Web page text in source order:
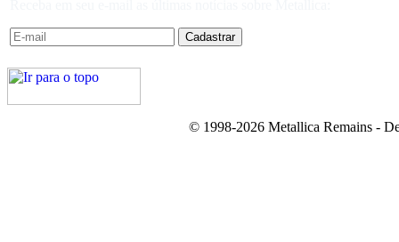
© 1998-2026 Metallica Remains -